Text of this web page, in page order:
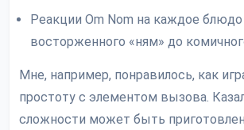
Реакции Om Nom на каждое
восторженного «ням» до
Мне, например, понравилось, как
простоту с элементом вызова.
сложности может быть